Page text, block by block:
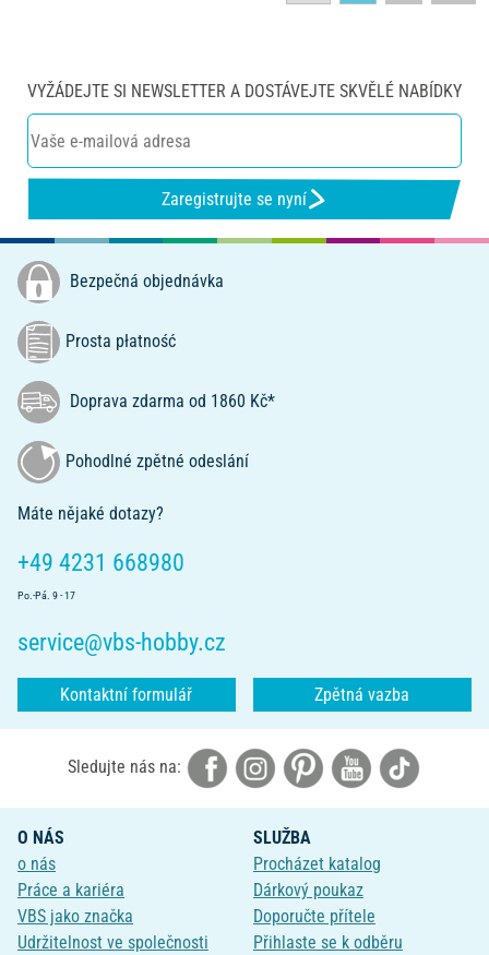
VYŽÁDEJTE SI NEWSLETTER A DOSTÁVEJTE SKVĚLÉ NABÍDKY
Zaregistrujte se nyní
Bezpečná objednávka
Prosta płatność
Doprava zdarma od 1860 Kč*
Pohodlné zpětné odeslání
Máte nějaké dotazy?
+49 4231 668980
Po.-Pá. 9 - 17
service@vbs-hobby.cz
Kontaktní formulář Zpětná vazba
Sledujte nás na:
O NÁS
o nás
Práce a kariéra
VBS jako značka
Udržitelnost ve společnosti
SLUŽBA
Procházet katalog
Dárkový poukaz
Doporučte přítele
Přihlaste se k odběru